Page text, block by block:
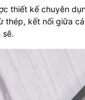
thiết kế chuyên
thép, kết nối giữa
sẽ.